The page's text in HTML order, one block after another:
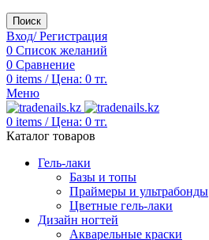
Поиск
Вход/ Регистрация
0 Список желаний
0 Сравнение
0 items / Цена: 0 тг.
Меню
0 items / Цена: 0 тг.
Каталог товаров
Гель-лаки
Базы и топы
Праймеры и ультрабонды
Цветные гель-лаки
Дизайн ногтей
Акварельные краски